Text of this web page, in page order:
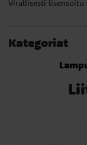
Virallisesti lisensoitu
Kategoriat